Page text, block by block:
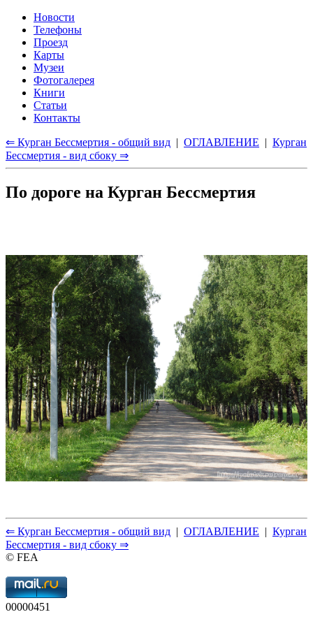
Новости
Телефоны
Проезд
Карты
Музеи
Фотогалерея
Книги
Статьи
Контакты
⇐ Курган Бессмертия - общий вид | ОГЛАВЛЕНИЕ | Курган
Бессмертия - вид сбоку ⇒
По дороге на Курган Бессмертия
⇐ Курган Бессмертия - общий вид | ОГЛАВЛЕНИЕ | Курган
Бессмертия - вид сбоку ⇒
© FEA
00000451